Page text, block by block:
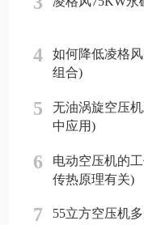
4
如何降低凌格
组合)
5
无油涡旋空压
中应用)
6
电动空压机的
传热原理有关)
7 55立方空压机